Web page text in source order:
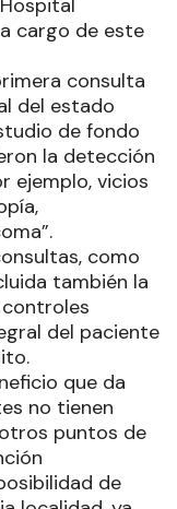
cargo de este
consulta
del estado
de fondo
la detección
ejemplo, vicios
como
también la
del paciente
que da
no tienen
puntos de
de